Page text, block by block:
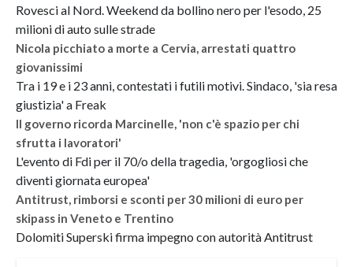
Rovesci al Nord. Weekend da bollino nero per l'esodo, 25
milioni di auto sulle strade
Nicola picchiato a morte a Cervia, arrestati quattro
giovanissimi
Tra i 19 e i 23 anni, contestati i futili motivi. Sindaco, 'sia resa
giustizia' a Freak
Il governo ricorda Marcinelle, 'non c'è spazio per chi
sfrutta i lavoratori'
L'evento di Fdi per il 70/o della tragedia, 'orgogliosi che
diventi giornata europea'
Antitrust, rimborsi e sconti per 30 milioni di euro per
skipass in Veneto e Trentino
Dolomiti Superski firma impegno con autorità Antitrust